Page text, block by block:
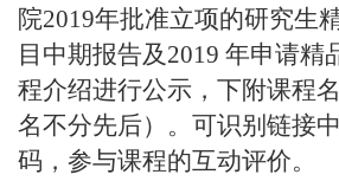
院2019年批准立项的研究生
目 中期报告及 2019 年申请精
程介绍进行公示，下附课程
名不分先后）。可识别链接
码，参与课程的互动评价。